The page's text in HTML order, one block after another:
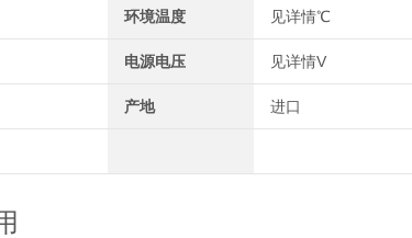
环境温度 见详情℃
电源电压 见详情V
产地 进口